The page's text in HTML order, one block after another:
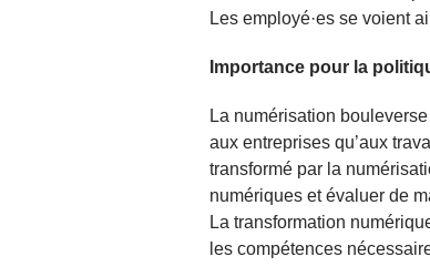
Les employé·es se voient
Importance pour la
La numérisation
aux entreprises qu’aux
transformé par la
numériques et évaluer de
La transformation
les compétences